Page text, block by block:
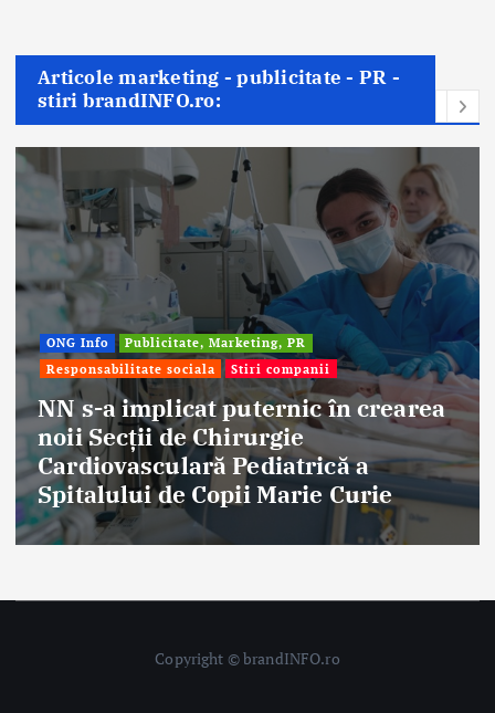
Articole marketing - publicitate - PR -
stiri brandINFO.ro:
Afaceri & Economie
Publicitate, Marketing, PR
Stiri companii
Eternal Beauty, fondată la Salonta, a
aniversat 30 de ani în industria
frumuseții
Copyright © brandINFO.ro